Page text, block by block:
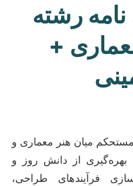
نامه رشته
+
میان هنر معماری و
از دانش روز و
فرآیندهای طراحی،